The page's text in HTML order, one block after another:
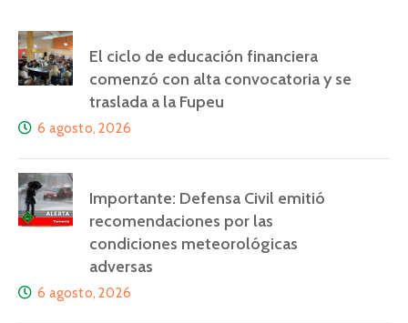
El ciclo de educación financiera
comenzó con alta convocatoria y se
traslada a la Fupeu
6 agosto, 2026
Importante: Defensa Civil emitió
recomendaciones por las
condiciones meteorológicas
adversas
6 agosto, 2026